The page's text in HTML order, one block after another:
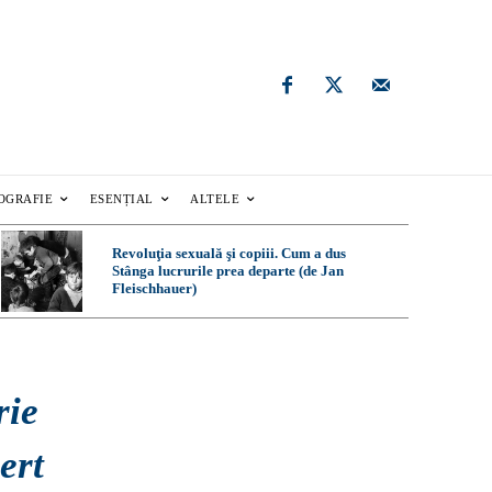
ESENȚIAL ALTELE
Revoluţia sexuală şi copiii. Cum a dus
Stânga lucrurile prea departe (de Jan
Fleischhauer)